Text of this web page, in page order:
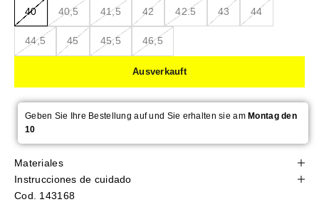
40 40,5 41,5 42 42.5 43 44
44,5 45 45,5 46,5
Ausverkauft
Geben Sie Ihre Bestellung auf und Sie erhalten sie amMontag den
10
Materiales
Instrucciones de cuidado
Cod. 143168